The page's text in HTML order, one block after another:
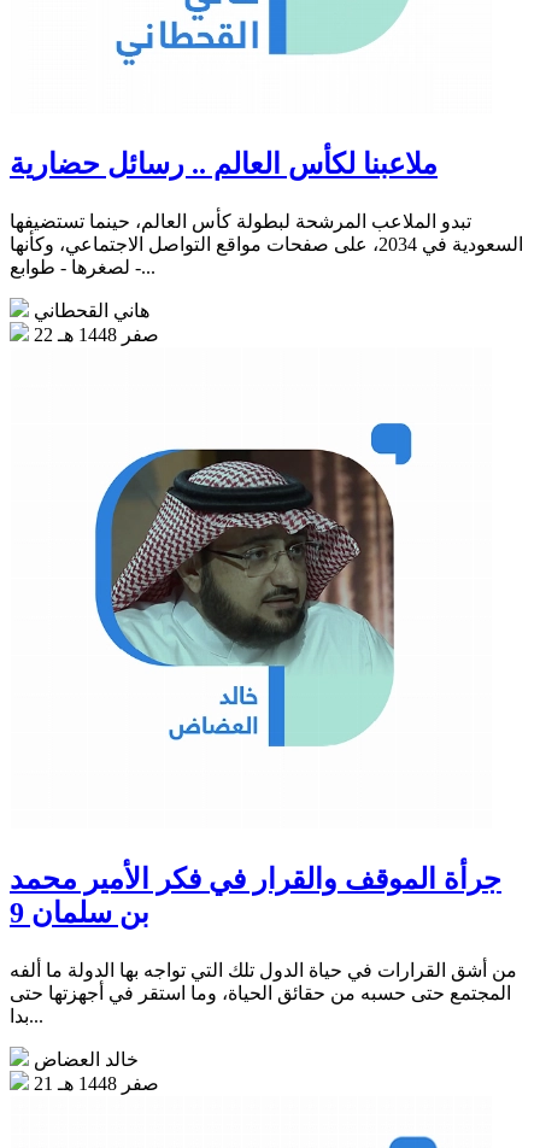
ملاعبنا لكأس العالم .. رسائل حضارية
تبدو الملاعب المرشحة لبطولة كأس العالم، حينما تستضيفها
السعودية في 2034، على صفحات مواقع التواصل الاجتماعي، وكأنها
- لصغرها - طوابع...
هاني القحطاني
22 صفر 1448 هـ
جرأة الموقف والقرار في فكر الأمير محمد
بن سلمان 9
من أشق القرارات في حياة الدول تلك التي تواجه بها الدولة ما ألفه
المجتمع حتى حسبه من حقائق الحياة، وما استقر في أجهزتها حتى
بدا...
خالد العضاض
21 صفر 1448 هـ